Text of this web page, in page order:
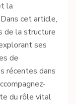
la
cet article,
de la structure
ses
de
récentes dans
du rôle vital